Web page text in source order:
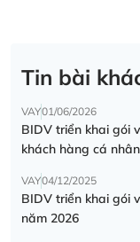
Tin bài
VAY01/06/2026
BIDV triển khai gói
khách hàng cá nhân
VAY04/12/2025
BIDV triển khai gói
năm 2026